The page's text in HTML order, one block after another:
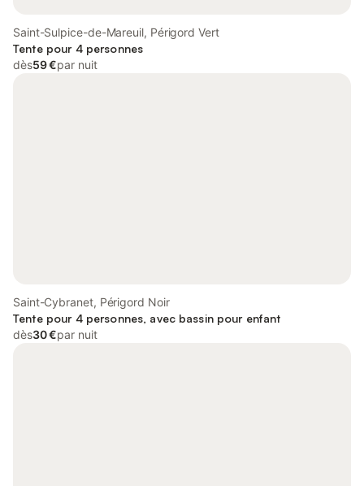
Saint-Sulpice-de-Mareuil, Périgord Vert
Tente pour 4 personnes
dès59 €par nuit
Saint-Cybranet, Périgord Noir
Tente pour 4 personnes, avec bassin pour enfant
dès30 €par nuit